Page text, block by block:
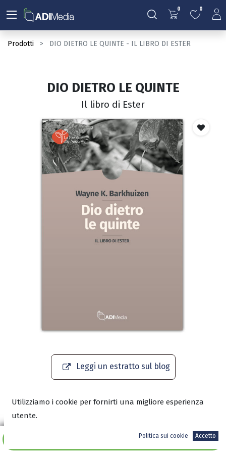
0 0
Prodotti DIO DIETRO LE QUINTE - IL LIBRO DI ESTER
Aggiungi al carrello
DIO DIETRO LE QUINTE
Il libro di Ester
Leggi un estratto sul blog
Scarica l’anteprima in PDF
Utilizziamo i cookie per fornirti una migliore esperienza
utente.
Politica sui cookie Accetto